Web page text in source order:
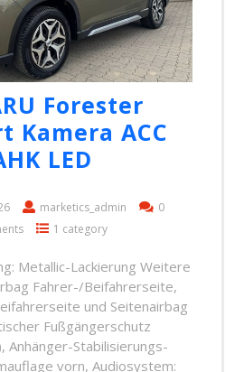
Forester
Kamera ACC
LED
marketics_admin
0
1 category
Metallic-Lackierung Weitere
Fahrer-/Beifahrerseite,
und Seitenairbag
Fußgängerschutz
Anhänger-Stabilisierungs-
vorn, Audiosystem: